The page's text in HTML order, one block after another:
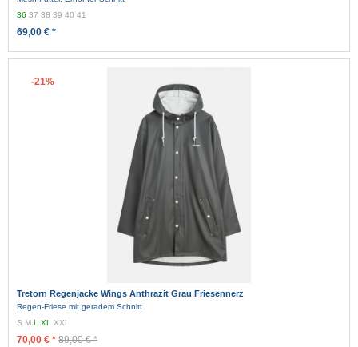
363738394041
69,00 € *
-21%
Tretorn Regenjacke Wings Anthrazit Grau Friesennerz
Regen-Friese mit geradem Schnitt
S MLXLXXL
70,00 € * 89,00 € *